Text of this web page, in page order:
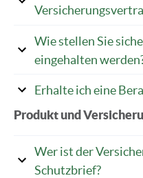
Wie stellen Sie
eingehalten
Erhalte ich eine
Produkt und
Wer ist der
Schutzbrief?